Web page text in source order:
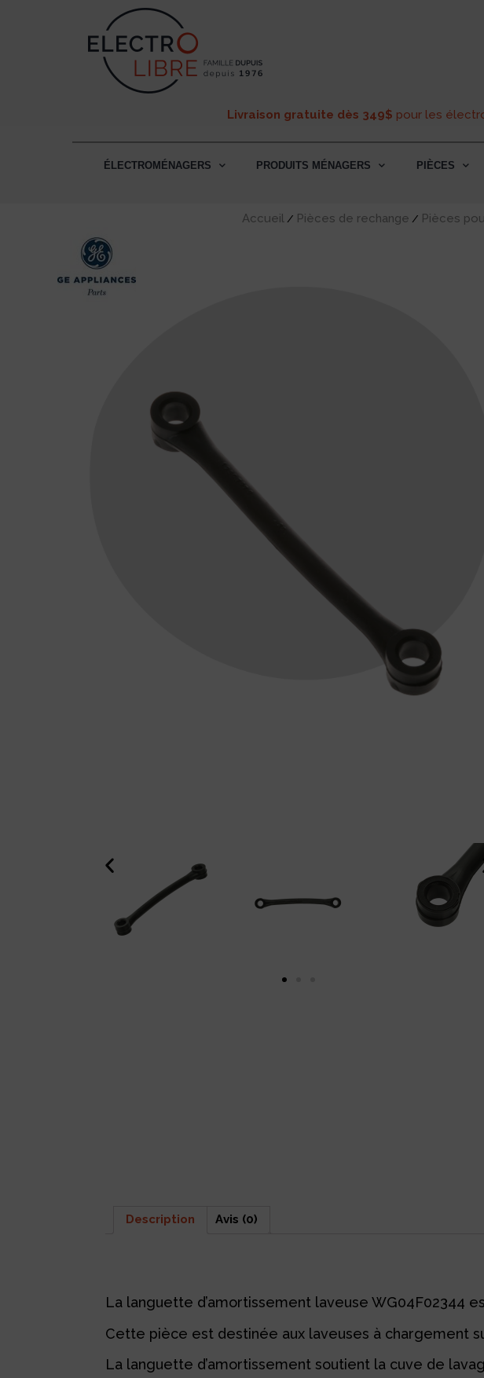
Livraison gratuite dès 349$ pour les
ÉLECTROMÉNAGERS PRODUITS MÉNAGERS PIÈCES
Accueil / Pièces de rechange / Pièces
Description Avis (0)
La languette d’amortissement laveuse WG04F02344
Cette pièce est destinée aux laveuses à chargement
La languette d’amortissement soutient la cuve de